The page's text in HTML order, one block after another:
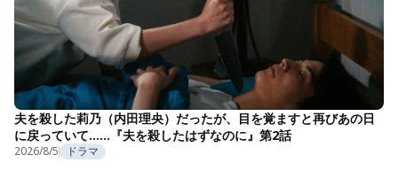
夫を殺した莉乃（内田理央）だったが、目を覚ますと再びあの日
に戻っていて……『夫を殺したはずなのに』第2話
2026/8/5 ドラマ